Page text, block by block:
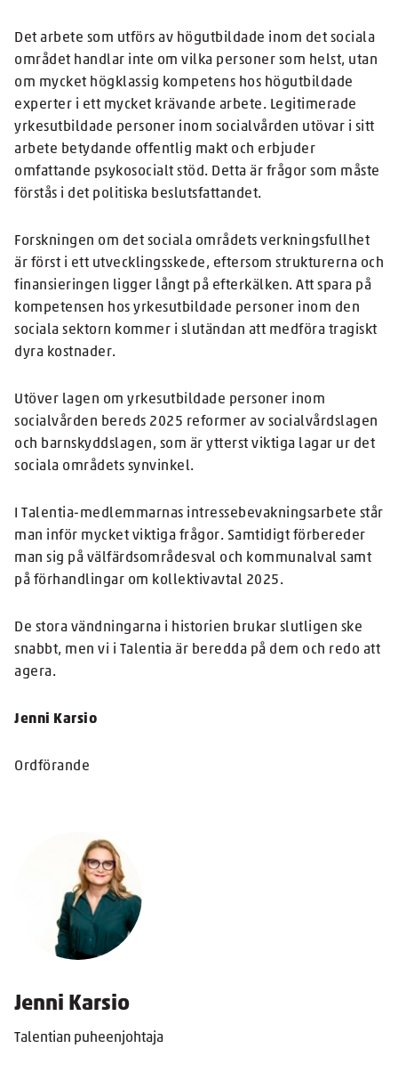
Det arbete som utförs av högutbildade inom det sociala
området handlar inte om vilka personer som helst, utan
om mycket högklassig kompetens hos högutbildade
experter i ett mycket krävande arbete. Legitimerade
yrkesutbildade personer inom socialvården utövar i sitt
arbete betydande offentlig makt och erbjuder
omfattande psykosocialt stöd. Detta är frågor som måste
förstås i det politiska beslutsfattandet.
Forskningen om det sociala områdets verkningsfullhet
är först i ett utvecklingsskede, eftersom strukturerna och
finansieringen ligger långt på efterkälken. Att spara på
kompetensen hos yrkesutbildade personer inom den
sociala sektorn kommer i slutändan att medföra tragiskt
dyra kostnader.
Utöver lagen om yrkesutbildade personer inom
socialvården bereds 2025 reformer av socialvårdslagen
och barnskyddslagen, som är ytterst viktiga lagar ur det
sociala områdets synvinkel.
I Talentia-medlemmarnas intressebevakningsarbete står
man inför mycket viktiga frågor. Samtidigt förbereder
man sig på välfärdsområdesval och kommunalval samt
på förhandlingar om kollektivavtal 2025.
De stora vändningarna i historien brukar slutligen ske
snabbt, men vi i Talentia är beredda på dem och redo att
agera.
Jenni Karsio
Ordförande
Jenni Karsio
Talentian puheenjohtaja